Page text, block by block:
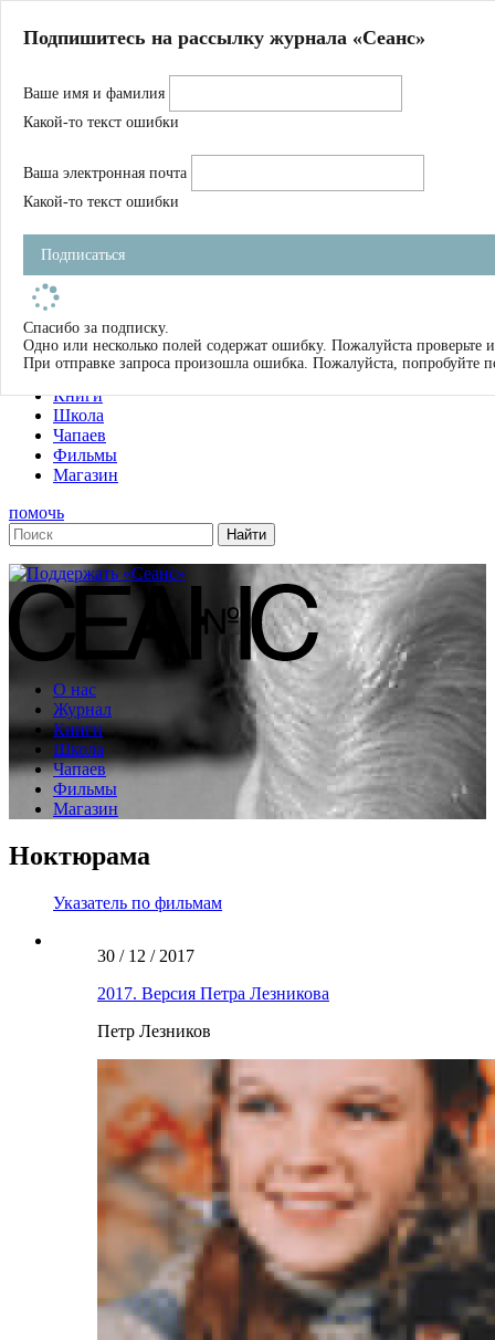
Магазин
Журнал
Школа
Устав
Фильмы
Имена
Тэги
О нас
Журнал
Книги
Школа
Чапаев
Фильмы
Магазин
помочь
О нас
Журнал
Книги
Школа
Чапаев
Фильмы
Магазин
Ноктюрама
Указатель по фильмам
30 / 12 / 2017
2017. Версия Петра Лезникова
Петр Лезников
Подпишитесь на рассылку журнала «Сеанс»
Ваше имя и фамилия
Какой-то текст ошибки
Ваша электронная почта
Какой-то текст ошибки
Подписаться
Спасибо за подписку.
Одно или несколько полей содержат ошибку. Пожалуйста проверьте
При отправке запроса произошла ошибка. Пожалуйста, попробуйте